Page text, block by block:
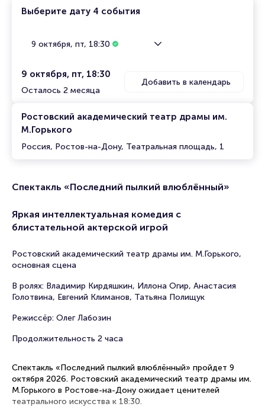
Выберите дату 4 события
9 октября, пт, 18:30
9 октября, пт, 18:30
Осталось 2 месяца
Добавить в календарь
Ростовский академический театр драмы им.
М.Горького
Россия, Ростов-на-Дону, Театральная площадь, 1
Спектакль «Последний пылкий влюблённый»
Яркая интеллектуальная комедия с
блистательной актерской игрой
Ростовский академический театр драмы им. М.Горького,
основная сцена
В ролях: Владимир Кирдяшкин, Иллона Огир, Анастасия
Голотвина, Евгений Климанов, Татьяна Полищук
Режиссёр: Олег Лабозин
Продолжительность 2 часа
Спектакль «Последний пылкий влюблённый» пройдет 9
октября 2026. Ростовский академический театр драмы им.
М.Горького в Ростове-на-Дону ожидает ценителей
театрального искусства к 18:30.